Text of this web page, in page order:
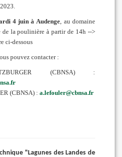
4 juin à Audenge, au domaine
de la poulinière à partir de 14h -->
ci-dessous
pouvez contacter :
(CBNSA) :
(CBNSA) : a.lefouler@cbnsa.fr
"Lagunes des Landes de